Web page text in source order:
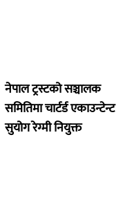
नेपाल ट्रस्टको सञ्चालक
समितिमा चार्टर्ड एकाउन्टेन्ट
सुयोग रेग्मी नियुक्त